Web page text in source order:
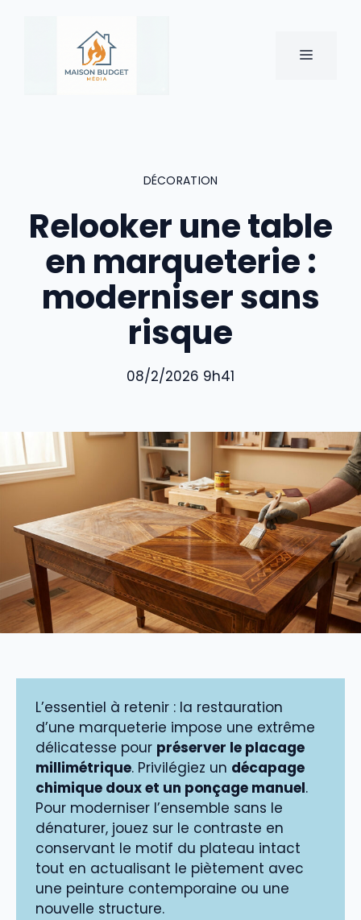
MENU
DÉCORATION
Relooker une table
en marqueterie :
moderniser sans
risque
08/2/2026 9h41
L’essentiel à retenir : la restauration
d’une marqueterie impose une extrême
délicatesse pour préserver le placage
millimétrique. Privilégiez un décapage
chimique doux et un ponçage manuel.
Pour moderniser l’ensemble sans le
dénaturer, jouez sur le contraste en
conservant le motif du plateau intact
tout en actualisant le piètement avec
une peinture contemporaine ou une
nouvelle structure.